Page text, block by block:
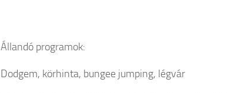
Állandó programok:
Dodgem, körhinta, bungee jumping, légvár